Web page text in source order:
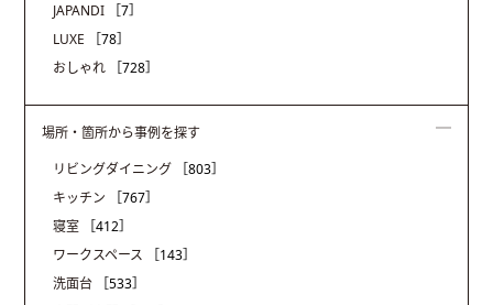
JAPANDI
［7］
LUXE
［78］
おしゃれ
［728］
場所・箇所から事例を探す
リビングダイニング
［803］
キッチン
［767］
寝室
［412］
ワークスペース
［143］
洗面台
［533］